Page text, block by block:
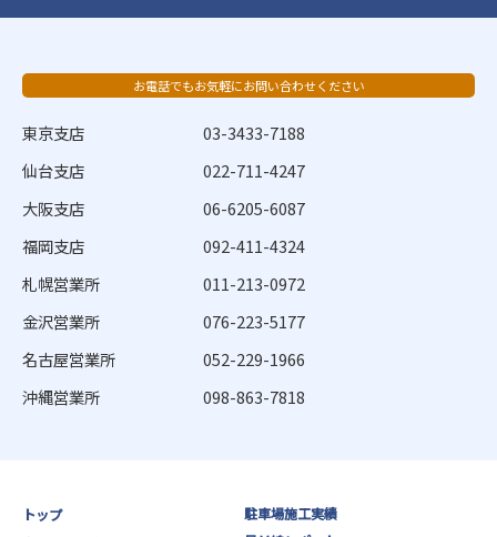
お電話でもお気軽にお問い合わせください
東京支店
03-3433-7188
仙台支店
022-711-4247
大阪支店
06-6205-6087
福岡支店
092-411-4324
札幌営業所
011-213-0972
金沢営業所
076-223-5177
名古屋営業所
052-229-1966
沖縄営業所
098-863-7818
トップ
駐車場施工実績